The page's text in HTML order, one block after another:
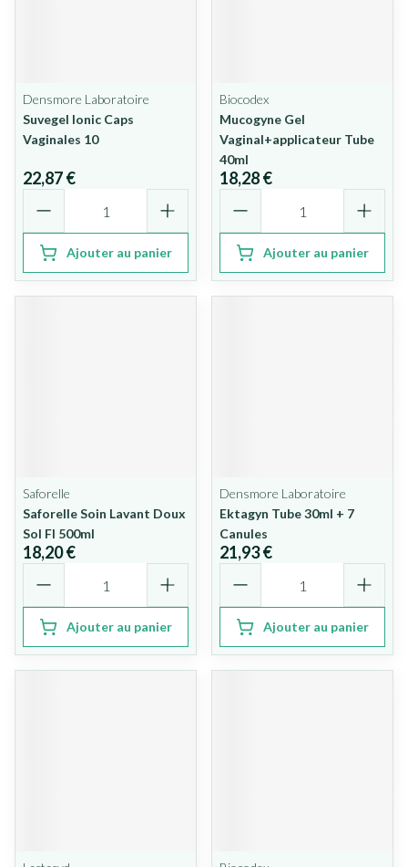
Densmore Laboratoire
Suvegel Ionic Caps
Vaginales 10
22,87 €
Ajouter au panier
Biocodex
Mucogyne Gel
Vaginal+applicateur Tube
40ml
18,28 €
Ajouter au panier
Saforelle
Saforelle Soin Lavant Doux
Sol Fl 500ml
18,20 €
Ajouter au panier
Densmore Laboratoire
Ektagyn Tube 30ml + 7
Canules
21,93 €
Ajouter au panier